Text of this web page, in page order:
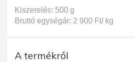
Kiszerelés: 500 g
Bruttó egységár: 2 900 Ft/ kg
A termékről